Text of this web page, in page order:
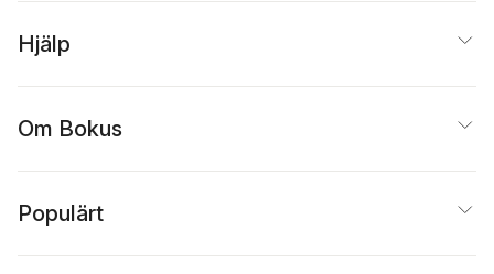
Hjälp
Om Bokus
Populärt